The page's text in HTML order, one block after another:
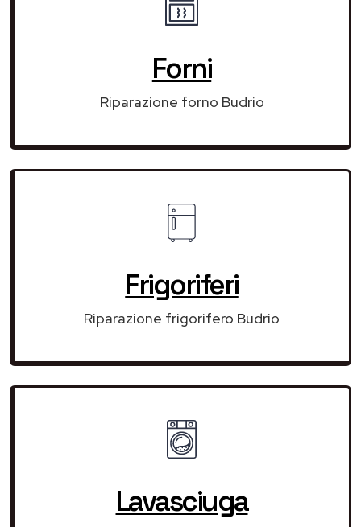
Forni
Riparazione forno Budrio
Frigoriferi
Riparazione frigorifero Budrio
Lavasciuga